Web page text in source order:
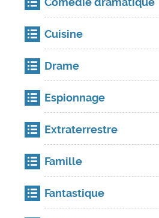
Cuisine
Drame
Espionnage
Extraterrestre
Famille
Fantastique